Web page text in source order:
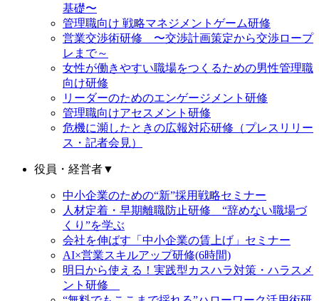
基礎〜
管理職向け 戦略マネジメントゲーム研修
営業交渉術研修 〜交渉計画策定から交渉ロープ
レまで～
女性が働きやすい職場をつくるための男性管理職
向け研修
リーダーのためのエンゲージメント研修
管理職向けアセスメント研修
危機に瀕したときの広報対応研修（プレスリリー
ス・記者会見）
役員・経営者▼
中小企業のための“新”採用戦略セミナー
人材定着・早期離職防止研修 “辞めない職場づ
くり”を学ぶ
会社を伸ばす「中小企業の賃上げ」セミナー
AI×営業スキルアップ研修(6時間)
明日から使える！実践型カスハラ対策・ハラスメ
ント研修